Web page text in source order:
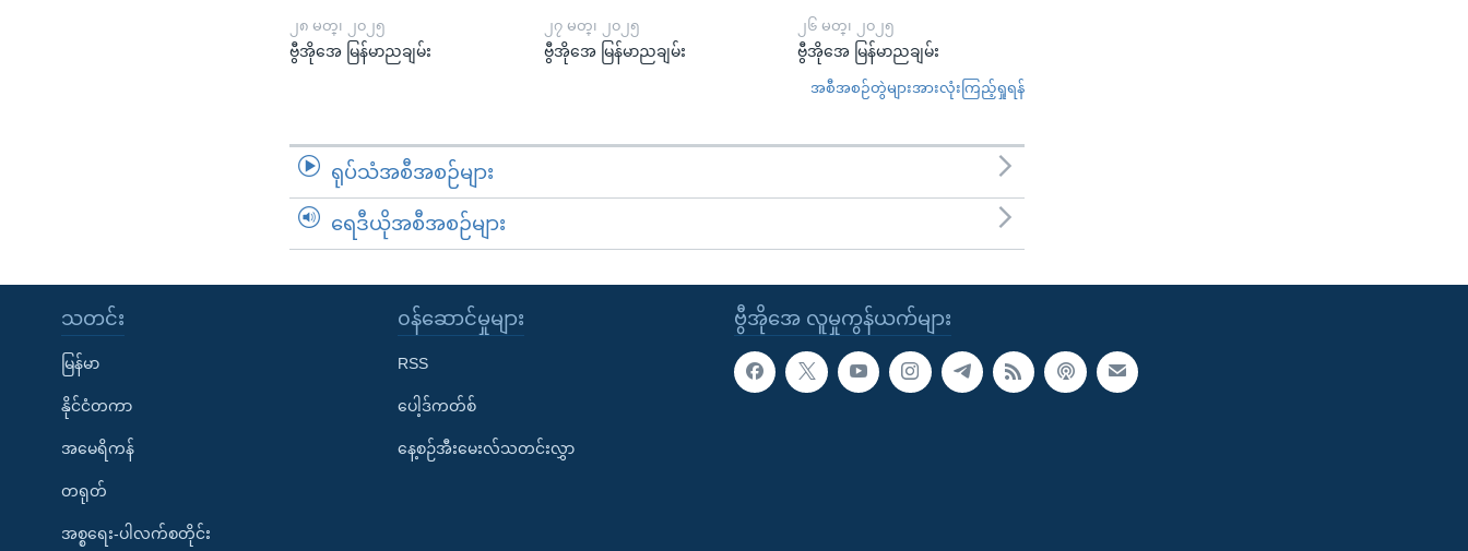
၂၈ မတ္၊ ၂၀၂၅
ဗွီအိုအေ မြန်မာညချမ်း
၂၇ မတ္၊ ၂၀၂၅
ဗွီအိုအေ မြန်မာညချမ်း
၂၆ မတ္၊ ၂၀၂၅
ဗွီအိုအေ မြန်မာညချမ်း
အစီအစဉ်တွဲများအားလုံးကြည့်ရှုရန်
ရုပ်သံအစီအစဉ်များ
ရေဒီယိုအစီအစဉ်များ
ဗွီအိုအေ လူမှုကွန်ယက်များ
သတင်း
မြန်မာ
နိုင်ငံတကာ
အမေရိကန်
တရုတ်
အစ္စရေး-ပါလက်စတိုင်း
၀န်ဆောင်မှုများ
RSS
ပေါ့ဒ်ကတ်စ်
နေ့စဉ်အီးမေးလ်သတင်းလွှာ